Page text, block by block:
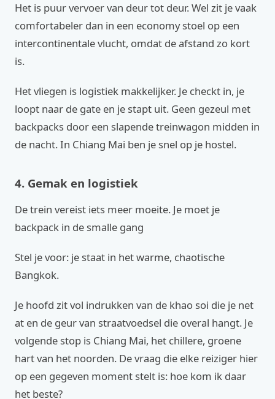
Het is puur vervoer van deur tot deur. Wel zit je vaak
comfortabeler dan in een economy stoel op een
intercontinentale vlucht, omdat de afstand zo kort
is.
Het vliegen is logistiek makkelijker. Je checkt in, je
loopt naar de gate en je stapt uit. Geen gezeul met
backpacks door een slapende treinwagon midden in
de nacht. In Chiang Mai ben je snel op je hostel.
4. Gemak en logistiek
De trein vereist iets meer moeite. Je moet je
backpack in de smalle gang
Stel je voor: je staat in het warme, chaotische
Bangkok.
Je hoofd zit vol indrukken van de khao soi die je net
at en de geur van straatvoedsel die overal hangt. Je
volgende stop is Chiang Mai, het chillere, groene
hart van het noorden. De vraag die elke reiziger hier
op een gegeven moment stelt is: hoe kom ik daar
het beste?